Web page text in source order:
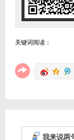
关键词阅读：